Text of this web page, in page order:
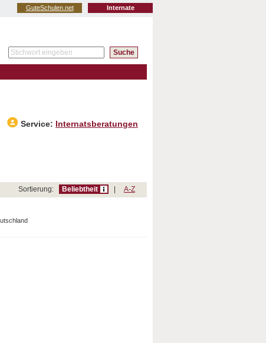
Internate
GuteSchulen.net
Service:
Internatsberatungen
Sortierung: Beliebtheit A-Z